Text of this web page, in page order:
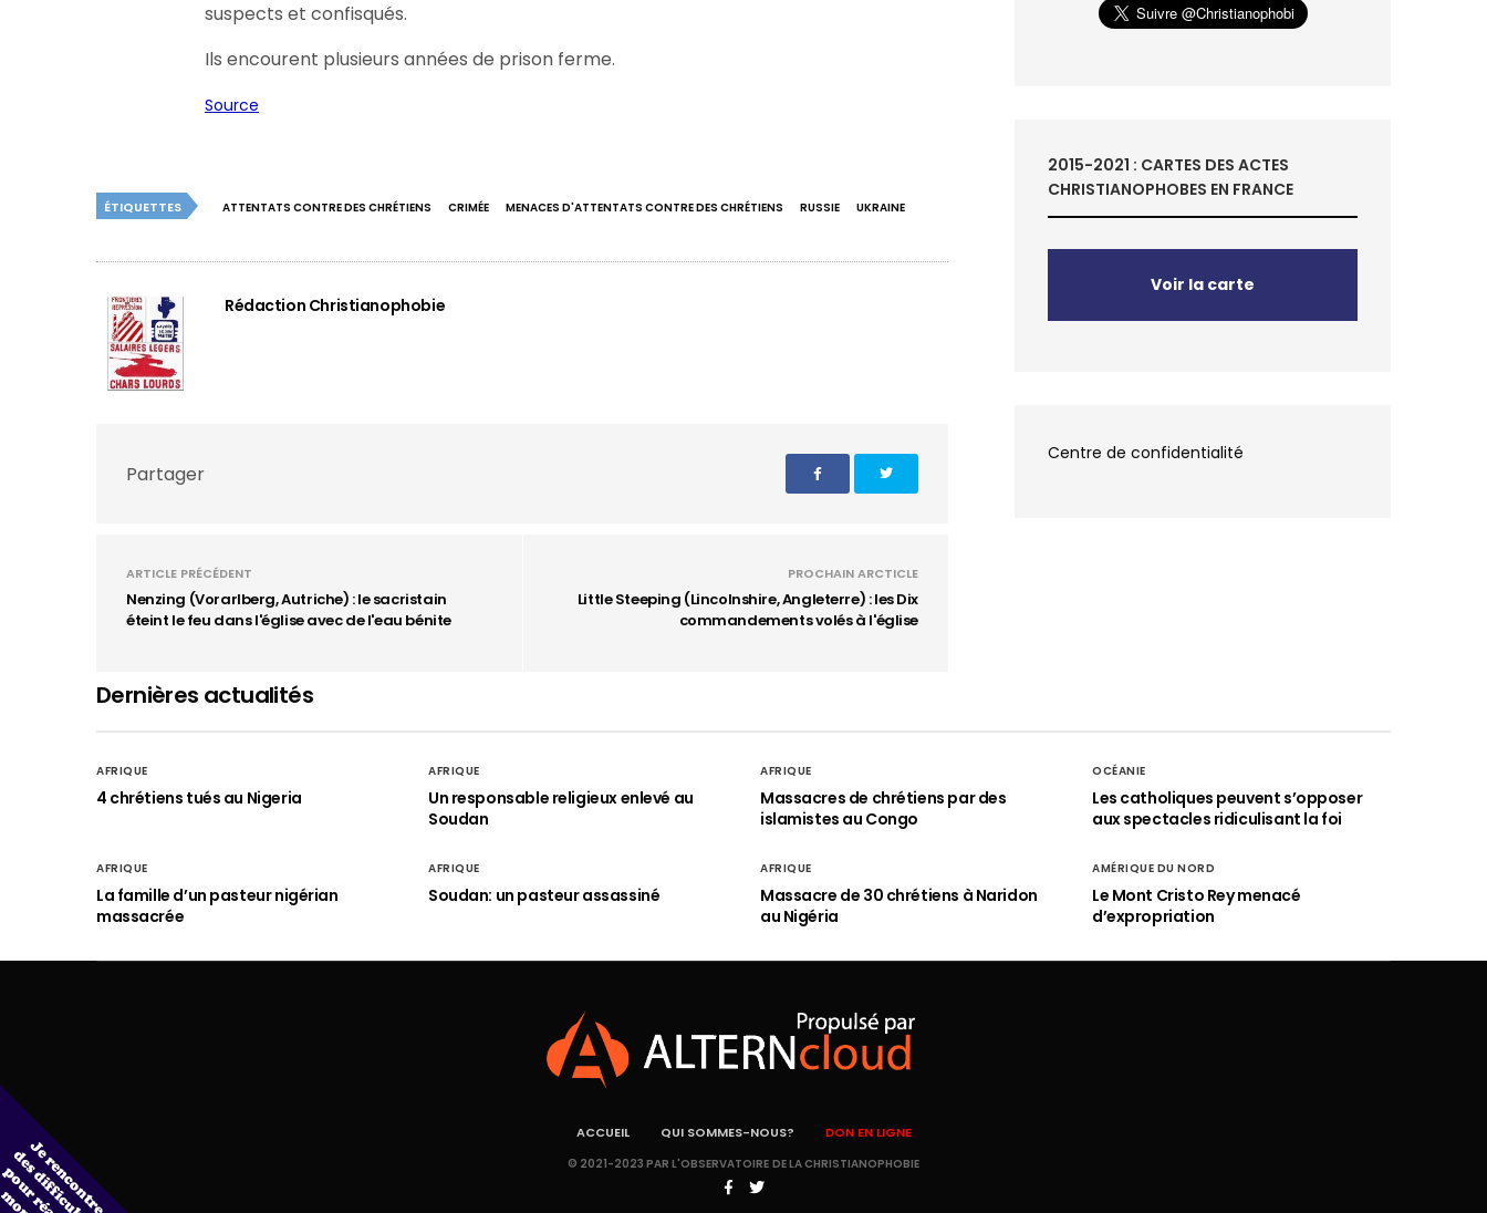
suspects et confisqués.
Ils encourent plusieurs années de prison ferme.
Source
ÉTIQUETTES ATTENTATS CONTRE DES CHRÉTIENS CRIMÉE MENACES D'ATTENTATS CONTRE DES CHRÉTIENS RUSSIE UKRAINE
Rédaction Christianophobie
Partager
ARTICLE PRÉCÉDENT
Nenzing (Vorarlberg, Autriche) : le sacristain
éteint le feu dans l'église avec de l'eau bénite
PROCHAIN ARCTICLE
Little Steeping (Lincolnshire, Angleterre) : les Dix
commandements volés à l'église
2015-2021 : CARTES DES ACTES
CHRISTIANOPHOBES EN FRANCE
Voir la carte
Centre de confidentialité
Dernières actualités
AFRIQUE
4 chrétiens tués au Nigeria
AFRIQUE
Un responsable religieux enlevé au
Soudan
AFRIQUE
Massacres de chrétiens par des
islamistes au Congo
OCÉANIE
Les catholiques peuvent s’opposer
aux spectacles ridiculisant la foi
AFRIQUE
La famille d’un pasteur nigérian
massacrée
AFRIQUE
Soudan: un pasteur assassiné
AFRIQUE
Massacre de 30 chrétiens à Naridon
au Nigéria
AMÉRIQUE DU NORD
Le Mont Cristo Rey menacé
d’expropriation
ACCUEIL QUI SOMMES-NOUS? DON EN LIGNE
© 2021-2023 PAR L'OBSERVATOIRE DE LA CHRISTIANOPHOBIE